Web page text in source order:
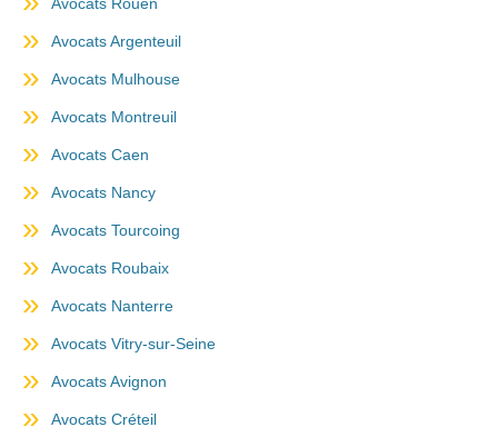
Avocats Argenteuil
Avocats Mulhouse
Avocats Montreuil
Avocats Caen
Avocats Nancy
Avocats Tourcoing
Avocats Roubaix
Avocats Nanterre
Avocats Vitry-sur-Seine
Avocats Avignon
Avocats Créteil